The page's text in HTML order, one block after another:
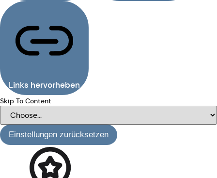
Links hervorheben
Skip To Content
Einstellungen zurücksetzen